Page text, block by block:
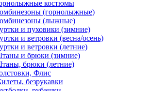
костюмы
(горнолыжные)
(лыжные)
и пуховики (зимние)
и ветровки (весна/осень)
и ветровки (летние)
и брюки (зимние)
брюки (летние)
Флис
безрукавки